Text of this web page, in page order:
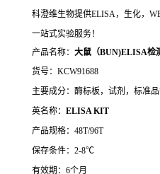
科澄维生物提供ELISA，生化，
一站式实验服务！
产品名称： 大鼠（BUN)ELISA检
货号：KCW91688
主要成分：酶标板，试剂，标准
英名称： ELISA KIT
产品规格：48T/96T
保存条件：2-8℃
有效期：6个月